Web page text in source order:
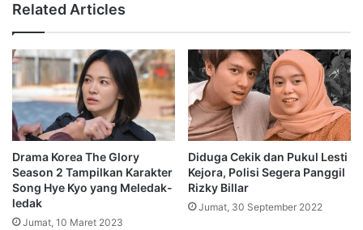
Related Articles
Drama Korea The Glory
Season 2 Tampilkan Karakter
Song Hye Kyo yang Meledak-
ledak
Jumat, 10 Maret 2023
Diduga Cekik dan Pukul Lesti
Kejora, Polisi Segera Panggil
Rizky Billar
Jumat, 30 September 2022